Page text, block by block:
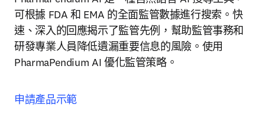
可根據 FDA 和 EMA 的全面監管數據進行搜索。快
速、深入的回應揭示了監管先例，幫助監管事務和
研發專業人員降低遺漏重要信息的風險。使用
PharmaPendium AI 優化監管策略。
申請產品示範